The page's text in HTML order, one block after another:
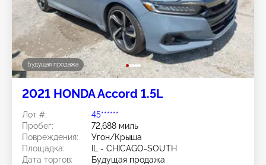
Будущая продажа
2021 HONDA Accord 1.5L
Лот #:
45******
Пробег:
72,688 миль
Повреждения:
Угон/Крыша
Площадка:
IL - CHICAGO-SOUTH
Дата торгов:
Будущая продажа